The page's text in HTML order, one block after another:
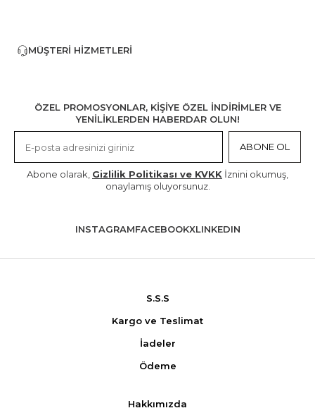
MÜŞTERI HIZMETLERI
ÖZEL PROMOSYONLAR, KİŞİYE ÖZEL İNDİRİMLER VE
YENİLİKLERDEN HABERDAR OLUN!
ABONE OL
Abone olarak, Gizlilik Politikası ve KVKK İznini okumuş,
onaylamış oluyorsunuz.
INSTAGRAMFACEBOOKXLINKEDIN
S.S.S
Kargo ve Teslimat
İadeler
Ödeme
Hakkımızda